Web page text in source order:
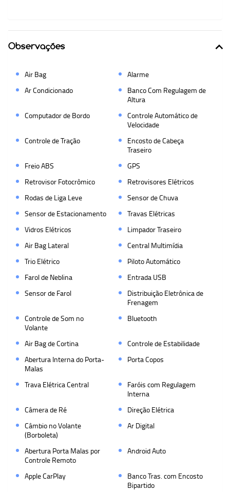
Observações
Air Bag
Alarme
Ar Condicionado
Banco Com Regulagem de
Altura
Computador de Bordo
Controle Automático de
Velocidade
Controle de Tração
Encosto de Cabeça
Traseiro
Freio ABS
GPS
Retrovisor Fotocrômico
Retrovisores Elétricos
Rodas de Liga Leve
Sensor de Chuva
Sensor de Estacionamento
Travas Elétricas
Vidros Elétricos
Limpador Traseiro
Air Bag Lateral
Central Multimídia
Trio Elétrico
Piloto Automático
Farol de Neblina
Entrada USB
Sensor de Farol
Distribuição Eletrônica de
Frenagem
Controle de Som no
Volante
Bluetooth
Air Bag de Cortina
Controle de Estabilidade
Abertura Interna do Porta-
Malas
Porta Copos
Trava Elétrica Central
Faróis com Regulagem
Interna
Câmera de Ré
Direção Elétrica
Câmbio no Volante
(Borboleta)
Ar Digital
Abertura Porta Malas por
Controle Remoto
Android Auto
Apple CarPlay
Banco Tras. com Encosto
Bipartido